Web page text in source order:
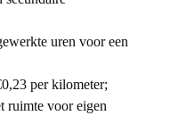
uren voor een
per kilometer;
ruimte voor eigen